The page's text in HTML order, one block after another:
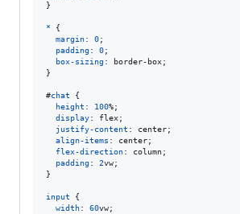
}
* {
margin: 0;
padding: 0;
box-sizing:
border-box;
}
#chat {
height : 100%;
display:
flex;
justify-content :
center;
align-items :
center;
flex-direction:
column;
padding: 2vw;
}
input {
width: 60vw;